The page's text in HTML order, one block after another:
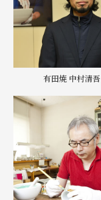
有田焼 中村清吾